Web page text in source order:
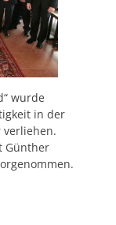
wurde
in der
verliehen.
Günther